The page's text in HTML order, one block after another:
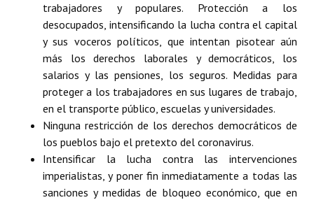
trabajadores y populares. Protección a los
desocupados, intensificando la lucha contra el capital
y sus voceros políticos, que intentan pisotear aún
más los derechos laborales y democráticos, los
salarios y las pensiones, los seguros. Medidas para
proteger a los trabajadores en sus lugares de trabajo,
en el transporte público, escuelas y universidades.
Ninguna restricción de los derechos democráticos de
los pueblos bajo el pretexto del coronavirus.
Intensificar la lucha contra las intervenciones
imperialistas, y poner fin inmediatamente a todas las
sanciones y medidas de bloqueo económico, que en